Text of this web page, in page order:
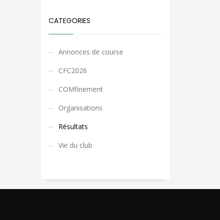
CATEGORIES
Annonces de course
CFC2026
COMfinement
Organisations
Résultats
Vie du club